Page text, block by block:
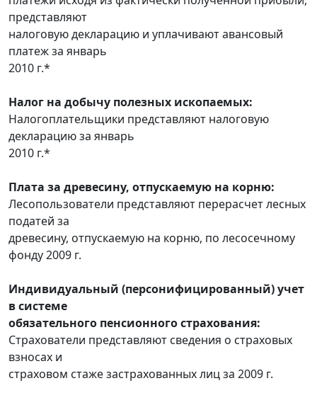
представляют
налоговую декларацию и уплачивают авансовый
платеж за январь
2010 г.*
Налог на добычу полезных ископаемых:
Налогоплательщики представляют налоговую
декларацию за январь
2010 г.*
Плата за древесину, отпускаемую на корню:
Лесопользователи представляют перерасчет лесных
податей за
древесину, отпускаемую на корню, по лесосечному
фонду 2009 г.
Индивидуальный (персонифицированный) учет
в системе
обязательного пенсионного страхования:
Страхователи представляют сведения о страховых
взносах и
страховом стаже застрахованных лиц за 2009 г.